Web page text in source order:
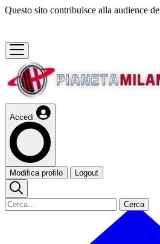
Questo sito contribuisce alla audience de
Accedi
Modifica profilo Logout
Cerca